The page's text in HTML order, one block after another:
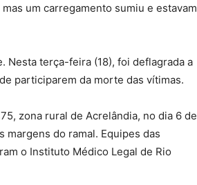
um carregamento sumiu e estavam
Nesta terça-feira (18), foi deflagrada a
participarem da morte das vítimas.
zona rural de Acrelândia, no dia 6 de
margens do ramal. Equipes das
o Instituto Médico Legal de Rio